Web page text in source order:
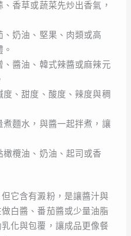
、香草或蔬菜先炒出香氣，
、奶油、堅果、肉類或高
、醬油、韓式辣醬或麻辣元
度、甜度、酸度、辣度與稠
煮麵水，與醬一起拌煮，讓
橄欖油、奶油、起司或香
它含有澱粉，是讓醬汁與
白醬、番茄醬或少量油脂
化與包覆，讓成品更像餐